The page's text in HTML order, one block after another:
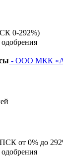
0-292%)
одобрения
- ООО МКК
от 0% до
одобрения